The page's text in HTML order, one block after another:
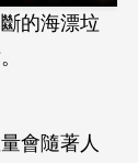
的海漂垃
會隨著人